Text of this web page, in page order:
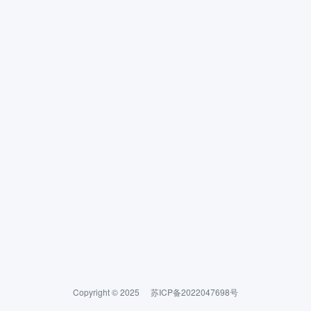
Copyright © 2025 苏ICP备2022047698号